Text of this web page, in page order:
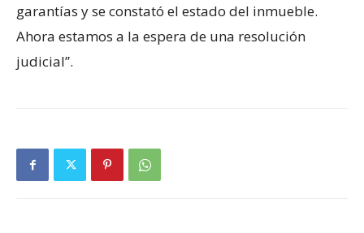
garantías y se constató el estado del inmueble.
Ahora estamos a la espera de una resolución
judicial”.